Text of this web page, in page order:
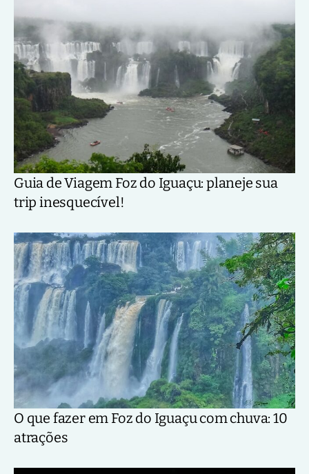
Guia de Viagem Foz do Iguaçu: planeje sua
trip inesquecível!
O que fazer em Foz do Iguaçu com chuva: 10
atrações